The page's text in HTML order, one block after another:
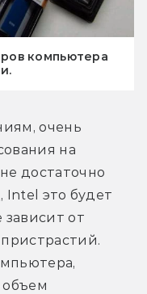
компьютера
очень
на
достаточно
Intel это будет
зависит от